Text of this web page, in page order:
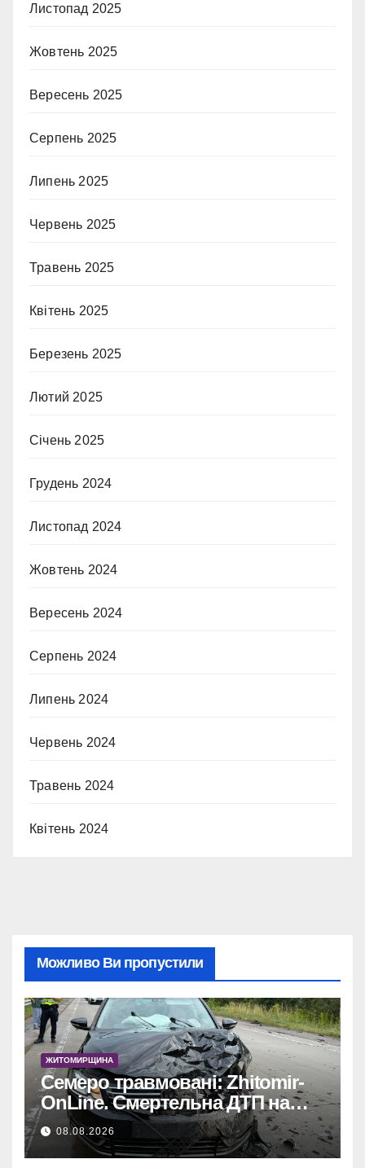
Листопад 2025
Жовтень 2025
Вересень 2025
Серпень 2025
Липень 2025
Червень 2025
Травень 2025
Квітень 2025
Березень 2025
Лютий 2025
Січень 2025
Грудень 2024
Листопад 2024
Жовтень 2024
Вересень 2024
Серпень 2024
Липень 2024
Червень 2024
Травень 2024
Квітень 2024
Можливо Ви пропустили
ЖИТОМИРЩИНА
Семеро травмовані: Zhitomir-
OnLine. Смертельна ДТП на
трасі, деталі аварії.
08.08.2026